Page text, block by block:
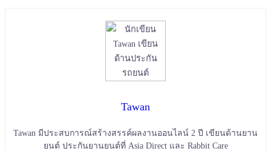
Tawan
Tawan มีประสบการณ์สร้างสรรค์ผลงานออนไลน์ 2 ปี เขียนด้านยาน
ยนต์ ประกันยานยนต์ที่ Asia Direct และ Rabbit Care